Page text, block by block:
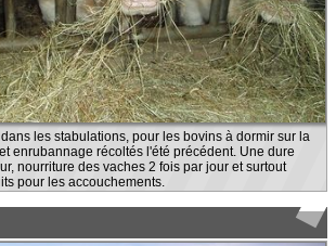
les stabulations, pour les bovins à dormir sur la
enrubannage récoltés l'été précédent. Une dure
nourriture des vaches 2 fois par jour et surtout
pour les accouchements.